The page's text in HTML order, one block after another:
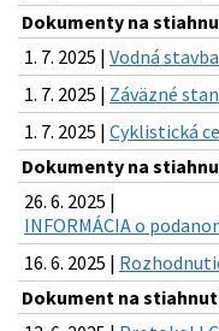
Dokumenty na
1. 7. 2025 | Vodná
1. 7. 2025 | Záväzné
1. 7. 2025 | Cyklistická
Dokumenty na
26. 6. 2025 |
INFORMÁCIA o
16. 6. 2025 |
Dokument na